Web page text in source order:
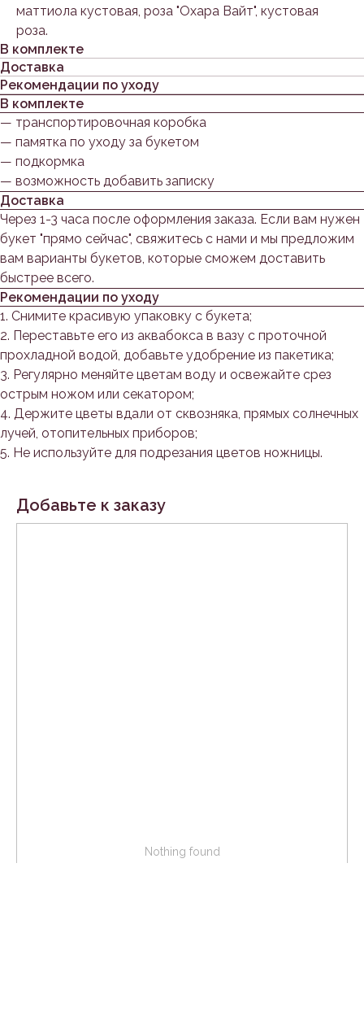
маттиола кустовая, роза "Охара Вайт", кустовая
роза.
В комплекте
Доставка
Рекомендации по уходу
В комплекте
— транспортировочная коробка
— памятка по уходу за букетом
— подкормка
— возможность добавить записку
Доставка
Через 1-3 часа после оформления заказа. Если вам нужен
букет "прямо сейчас", свяжитесь с нами и мы предложим
вам варианты букетов, которые сможем доставить
быстрее всего.
Рекомендации по уходу
1. Снимите красивую упаковку с букета;
2. Переставьте его из аквабокса в вазу с проточной
прохладной водой, добавьте удобрение из пакетика;
3. Регулярно меняйте цветам воду и освежайте срез
острым ножом или секатором;
4. Держите цветы вдали от сквозняка, прямых солнечных
лучей, отопительных приборов;
5. Не используйте для подрезания цветов ножницы.
Добавьте к заказу
Nothing found